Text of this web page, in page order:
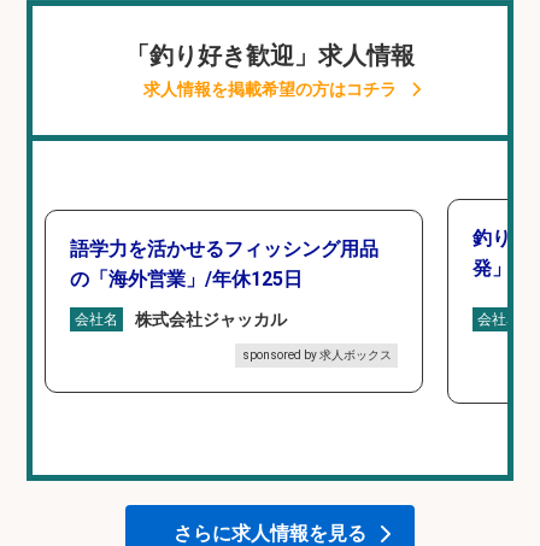
「釣り好き歓迎」求人情報
求人情報を掲載希望の方はコチラ
語学力を活かせるフィッシング用品
の「海外営業」/年休125日
会社名 株式会社ジャッカル
sponsored by 求人ボックス
釣り好
発」/
会社名
さらに求人情報を見る